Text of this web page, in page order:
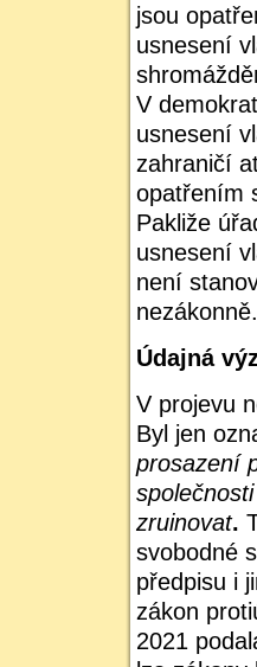
jsou
usnesení
V
usnesení
zahraničí
opatřením
Pakliže
usnesení
není
nezákonně.
Údajná
V projevu
Byl jen
prosazení
zruinovat.
svobodné
předpisu i
zákon
2021